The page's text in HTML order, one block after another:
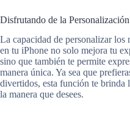
Disfrutando de la Personalización
La capacidad de personalizar los
en tu iPhone no solo mejora tu
sino que también te permite
manera única. Ya sea que
divertidos, esta función te brinda
la manera que desees.